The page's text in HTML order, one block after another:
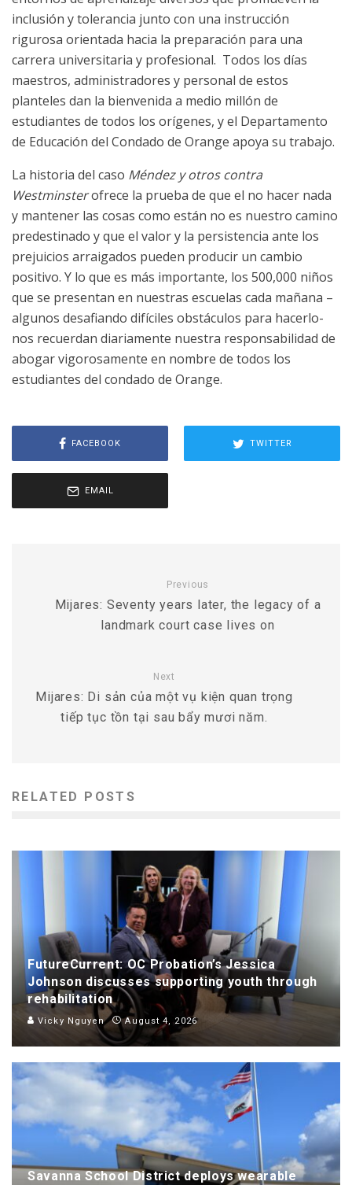
inclusión y tolerancia junto con una instrucción
rigurosa orientada hacia la preparación para una
carrera universitaria y profesional. Todos los días
maestros, administradores y personal de estos
planteles dan la bienvenida a medio millón de
estudiantes de todos los orígenes, y el Departamento
de Educación del Condado de Orange apoya su trabajo.
La historia del caso Méndez y otros contra
Westminsterofrece la prueba de que el no hacer nada
y mantener las cosas como están no es nuestro camino
predestinado y que el valor y la persistencia ante los
prejuicios arraigados pueden producir un cambio
positivo. Y lo que es más importante, los 500,000 niños
que se presentan en nuestras escuelas cada mañana –
algunos desafiando difíciles obstáculos para hacerlo-
nos recuerdan diariamente nuestra responsabilidad de
abogar vigorosamente en nombre de todos los
estudiantes del condado de Orange.
FACEBOOK TWITTER
EMAIL
Previous
Mijares: Seventy years later, the legacy of a
landmark court case lives on
Next
Mijares: Di sản của một vụ kiện quan trọng
tiếp tục tồn tại sau bẩy mươi năm.
RELATED POSTS
FutureCurrent: OC Probation’s Jessica
Johnson discusses supporting youth through
rehabilitation
Vicky Nguyen August 4, 2026
Savanna School District deploys wearable